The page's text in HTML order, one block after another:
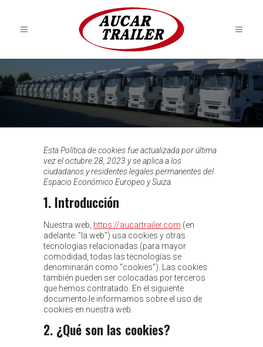
Esta Política de cookies fue actualizada por última
vez el octubre 28, 2023 y se aplica a los
ciudadanos y residentes legales permanentes del
Espacio Económico Europeo y Suiza.
1. Introducción
Nuestra web, https://aucartrailer.com (en
adelante: "la web") usa cookies y otras
tecnologías relacionadas (para mayor
comodidad, todas las tecnologías se
denominarán como "cookies"). Las cookies
también pueden ser colocadas por terceros
que hemos contratado. En el siguiente
documento le informamos sobre el uso de
cookies en nuestra web.
2. ¿Qué son las cookies?